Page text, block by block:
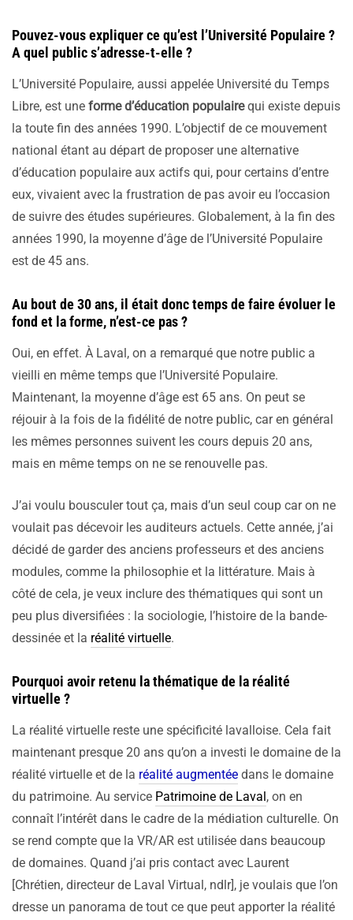
Pouvez-vous expliquer ce qu’est l’Université Populaire ?
A quel public s’adresse-t-elle ?
L’Université Populaire, aussi appelée Université du Temps
Libre, est une forme d’éducation populairequi existe depuis
la toute fin des années 1990. L’objectif de ce mouvement
national étant au départ de proposer une alternative
d’éducation populaire aux actifs qui, pour certains d’entre
eux, vivaient avec la frustration de pas avoir eu l’occasion
de suivre des études supérieures. Globalement, à la fin des
années 1990, la moyenne d’âge de l’Université Populaire
est de 45 ans.
Au bout de 30 ans, il était donc temps de faire évoluer le
fond et la forme, n’est-ce pas ?
Oui, en effet. À Laval, on a remarqué que notre public a
vieilli en même temps que l’Université Populaire.
Maintenant, la moyenne d’âge est 65 ans. On peut se
réjouir à la fois de la fidélité de notre public, car en général
les mêmes personnes suivent les cours depuis 20 ans,
mais en même temps on ne se renouvelle pas.
J’ai voulu bousculer tout ça, mais d’un seul coup car on ne
voulait pas décevoir les auditeurs actuels. Cette année, j’ai
décidé de garder des anciens professeurs et des anciens
modules, comme la philosophie et la littérature. Mais à
côté de cela, je veux inclure des thématiques qui sont un
peu plus diversifiées : la sociologie, l’histoire de la bande-
dessinée et la réalité virtuelle.
Pourquoi avoir retenu la thématique de la réalité
virtuelle ?
La réalité virtuelle reste une spécificité lavalloise. Cela fait
maintenant presque 20 ans qu’on a investi le domaine de la
réalité virtuelle et de la réalité augmentée dans le domaine
du patrimoine. Au service Patrimoine de Laval, on en
connaît l’intérêt dans le cadre de la médiation culturelle. On
se rend compte que la VR/AR est utilisée dans beaucoup
de domaines. Quand j’ai pris contact avec Laurent
[Chrétien, directeur de Laval Virtual, ndlr], je voulais que l’on
dresse un panorama de tout ce que peut apporter la réalité